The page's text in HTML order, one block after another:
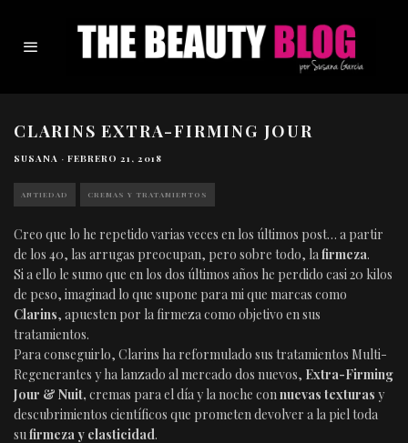
CLARINS EXTRA-FIRMING JOUR
SUSANA · FEBRERO 21, 2018
ANTIEDAD CREMAS Y TRATAMIENTOS
Creo que lo he repetido varias veces en los últimos post… a partir
de los 40, las arrugas preocupan, pero sobre todo, lafirmeza.
Si a ello le sumo que en los dos últimos años he perdido casi 20 kilos
de peso, imaginad lo que supone para mi que marcas como
Clarins, apuesten por la firmeza como objetivo en sus
tratamientos.
Para conseguirlo, Clarins ha reformulado sus tratamientos Multi-
Regenerantes y ha lanzado al mercado dos nuevos, Extra-Firming
Jour & Nuit, cremas para el día y la noche connuevas texturas y
descubrimientos científicos que prometen devolver a la piel toda
sufirmeza y elasticidad.